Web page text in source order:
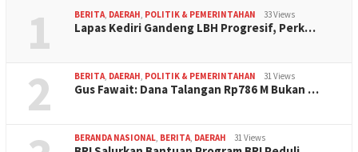
1 BERITA DAERAH POLITIK & PEMERINTAHAN 33 Views
Lapas Kediri Gandeng LBH Progresif, Perk…
2 BERITA DAERAH POLITIK & PEMERINTAHAN 31 Views
Gus Fawait: Dana Talangan Rp786 M Bukan …
BERANDA NASIONAL BERITA DAERAH 31 Views